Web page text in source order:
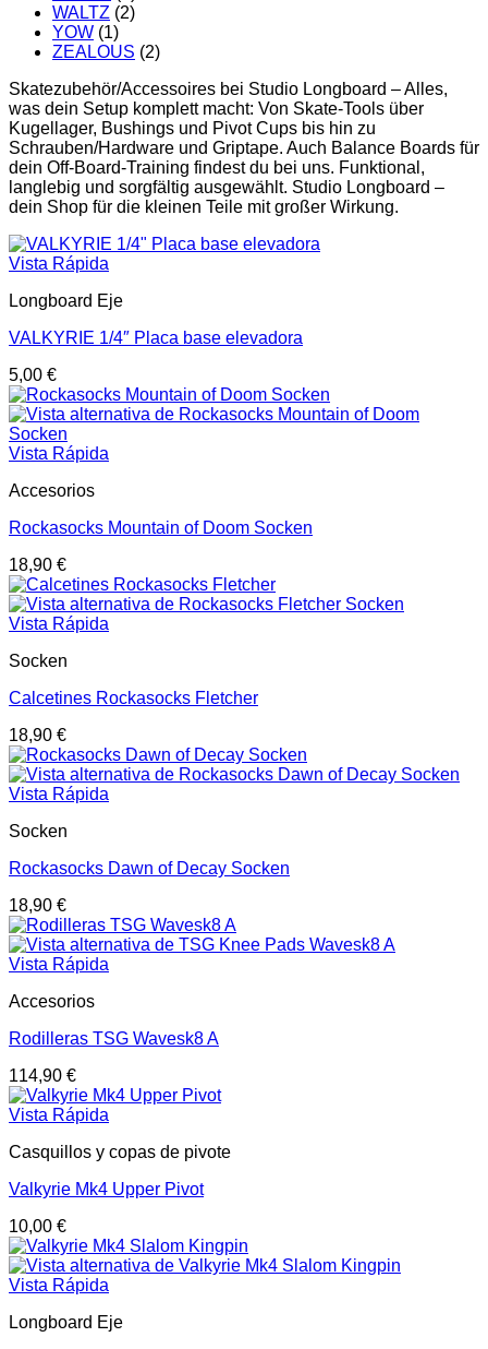
WALTZ (2)
YOW (1)
ZEALOUS (2)
Skatezubehör/Accessoires bei Studio Longboard – Alles,
was dein Setup komplett macht: Von Skate-Tools über
Kugellager, Bushings und Pivot Cups bis hin zu
Schrauben/Hardware und Griptape. Auch Balance Boards für
dein Off-Board-Training findest du bei uns. Funktional,
langlebig und sorgfältig ausgewählt. Studio Longboard –
dein Shop für die kleinen Teile mit großer Wirkung.
Vista Rápida
Longboard Eje
VALKYRIE 1/4″ Placa base elevadora
5,00 €
Vista Rápida
Accesorios
Rockasocks Mountain of Doom Socken
18,90 €
Vista Rápida
Socken
Calcetines Rockasocks Fletcher
18,90 €
Vista Rápida
Socken
Rockasocks Dawn of Decay Socken
18,90 €
Vista Rápida
Accesorios
Rodilleras TSG Wavesk8 A
114,90 €
Vista Rápida
Casquillos y copas de pivote
Valkyrie Mk4 Upper Pivot
10,00 €
Vista Rápida
Longboard Eje